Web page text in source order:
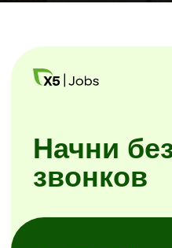
Заполните анкету и начинайте
уже завтра. Без посещения офиса
и собеседований